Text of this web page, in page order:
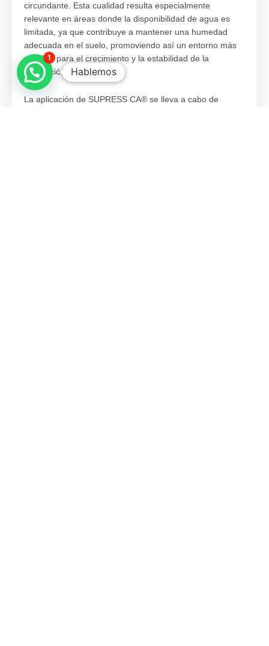
circundante. Esta cualidad resulta especialmente
relevante en áreas donde la disponibilidad de agua es
limitada, ya que contribuye a mantener una humedad
adecuada en el suelo, promoviendo así un entorno más
propicio para el crecimiento y la estabilidad de la
vegetación.
La aplicación de SUPRESS CA® se lleva a cabo de
Hablemos
1